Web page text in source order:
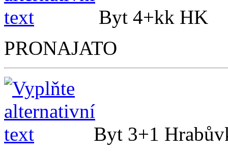
Byt 4+kk
PRONAJATO
Byt 3+1